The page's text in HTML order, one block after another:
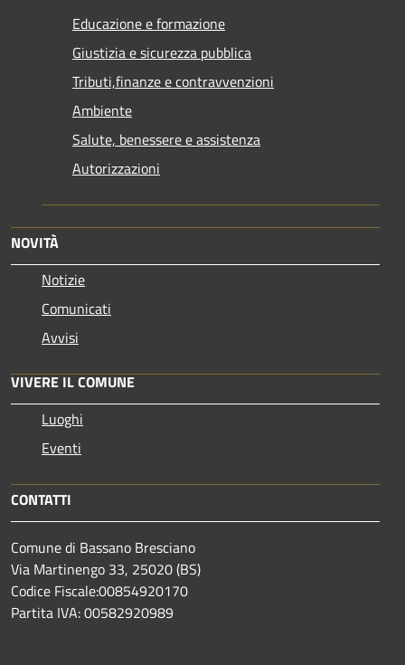
Educazione e formazione
Giustizia e sicurezza pubblica
Tributi,finanze e contravvenzioni
Ambiente
Salute, benessere e assistenza
Autorizzazioni
NOVITÀ
Notizie
Comunicati
Avvisi
VIVERE IL COMUNE
Luoghi
Eventi
CONTATTI
Comune di Bassano Bresciano
Via Martinengo 33, 25020 (BS)
Codice Fiscale:00854920170
Partita IVA: 00582920989